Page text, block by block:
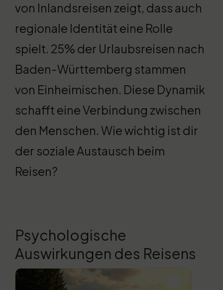
von Inlandsreisen zeigt, dass auch
regionale Identität eine Rolle
spielt. 25% der Urlaubsreisen nach
Baden-Württemberg stammen
von Einheimischen. Diese Dynamik
schafft eine Verbindung zwischen
den Menschen. Wie wichtig ist dir
der soziale Austausch beim
Reisen?
Psychologische
Auswirkungen des Reisens